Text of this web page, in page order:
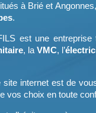
à Brié et
.
est une entreprise
, la VMC, l’
site internet est de
vos choix en toute